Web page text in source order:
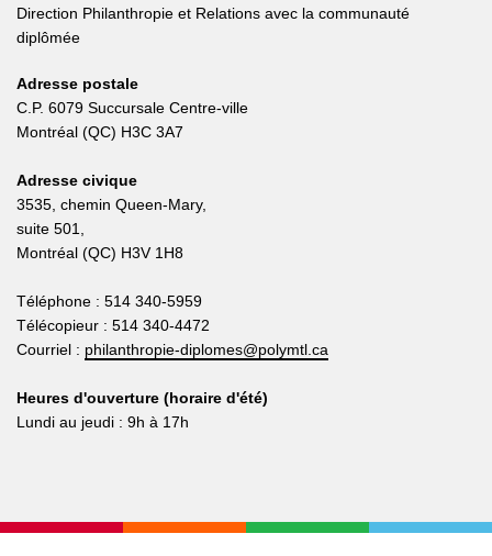
Direction Philanthropie et Relations avec la communauté
diplômée
Adresse postale
C.P. 6079 Succursale Centre-ville
Montréal (QC) H3C 3A7
Adresse civique
3535, chemin Queen-Mary,
suite 501,
Montréal (QC) H3V 1H8
Téléphone : 514 340-5959
Télécopieur : 514 340-4472
Courriel : philanthropie-diplomes@polymtl.ca
Heures d'ouverture (horaire d'été)
Lundi au jeudi : 9h à 17h